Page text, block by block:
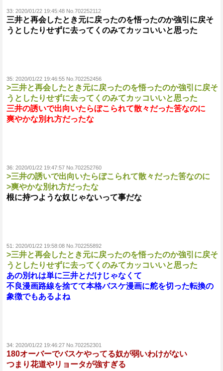
33: 2020/01/22 19:45:48 No.702252112
三井と再会したとき元に戻ったのを悟ったのか強引に戻そ
うとしたりせずに去ってくのみてカッコいいと思った
35: 2020/01/22 19:46:55 No.702252456
>三井と再会したとき元に戻ったのを悟ったのか強引に戻そ
うとしたりせずに去ってくのみてカッコいいと思った
三井の誘いで出向いたらぼこられて散々だった筈なのに
爽やかな別れ方だったな
36: 2020/01/22 19:47:57 No.702252760
>三井の誘いで出向いたらぼこられて散々だった筈なのに
>爽やかな別れ方だったな
根に持つような奴じゃないって事だな
51: 2020/01/22 19:58:08 No.702255892
>三井と再会したとき元に戻ったのを悟ったのか強引に戻そ
うとしたりせずに去ってくのみてカッコいいと思った
あの別れは単に三井とだけじゃなくて
不良漫画路線を捨てて本格バスケ漫画に舵を切った転換の
象徴でもあるよね
34: 2020/01/22 19:46:27 No.702252301
180オーバーでバスケやってる奴が弱いわけがない
つまり花道やリョータが強すぎる